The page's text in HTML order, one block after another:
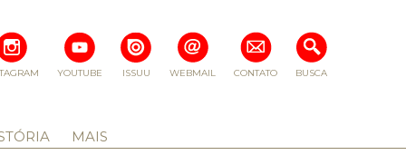
BUSCA
CONTATO
WEBMAIL
ISSUU
YOUTUBE
MAIS